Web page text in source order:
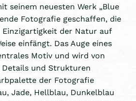
seinem neuesten Werk „Blue
Fotografie geschaffen, die
der Natur auf
einfängt. Das Auge eines
Motiv und wird von
Details und Strukturen
der Fotografie
Jade, Hellblau, Dunkelblau